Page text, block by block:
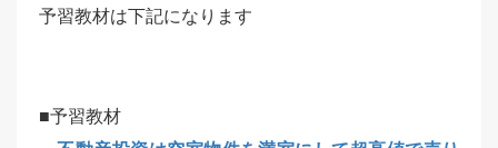
予習教材は下記になります
■予習教材